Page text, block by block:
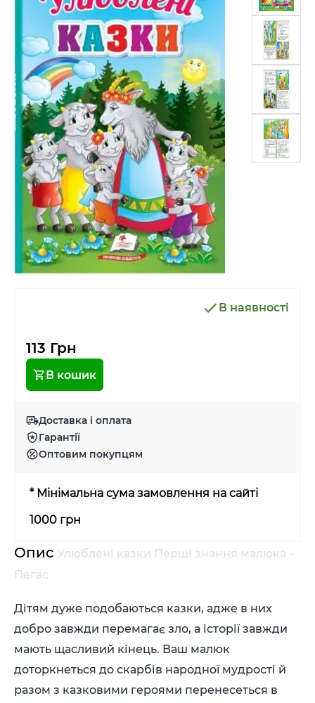
В наявності
113 Грн
В кошик
Доставка і оплата
Гарантії
Оптовим покупцям
* Мінімальна сума замовлення на сайті
1000 грн
Опис Улюблені казки Перші знання малюка -
Пегас
Дітям дуже подобаються казки, адже в них
добро завжди перемагає зло, а історії завжди
мають щасливий кінець. Ваш малюк
доторкнеться до скарбів народної мудрості й
разом з казковими героями перенесеться в